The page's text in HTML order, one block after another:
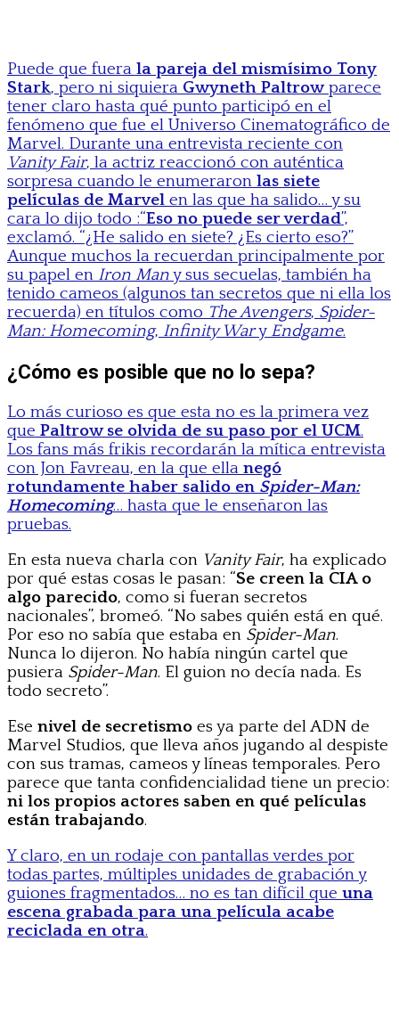
Puede que fuera la pareja del mismísimo Tony
Stark, pero ni siquiera Gwyneth Paltrowparece
tener claro hasta qué punto participó en el
fenómeno que fue el Universo Cinematográfico de
Marvel. Durante una entrevista reciente con
Vanity Fair, la actriz reaccionó con auténtica
sorpresa cuando le enumeraron las siete
películas de Marvel en las que ha salido… y su
cara lo dijo todo :“Eso no puede ser verdad”,
exclamó. “¿He salido en siete? ¿Es cierto eso?”
Aunque muchos la recuerdan principalmente por
su papel en Iron Many sus secuelas, también ha
tenido cameos (algunos tan secretos que ni ella los
recuerda) en títulos como The Avengers, Spider-
Man: Homecoming, Infinity Wary Endgame.
¿Cómo es posible que no lo sepa?
Lo más curioso es que esta no es la primera vez
que Paltrow se olvida de su paso por el UCM.
Los fans más frikis recordarán la mítica entrevista
con Jon Favreau, en la que ella negó
rotundamente haber salido en Spider-Man:
Homecoming… hasta que le enseñaron las
pruebas.
En esta nueva charla con Vanity Fair, ha explicado
por qué estas cosas le pasan: “Se creen la CIA o
algo parecido, como si fueran secretos
nacionales”, bromeó. “No sabes quién está en qué.
Por eso no sabía que estaba en Spider-Man.
Nunca lo dijeron. No había ningún cartel que
pusiera Spider-Man. El guion no decía nada. Es
todo secreto”.
Ese nivel de secretismo es ya parte del ADN de
Marvel Studios, que lleva años jugando al despiste
con sus tramas, cameos y líneas temporales. Pero
parece que tanta confidencialidad tiene un precio:
ni los propios actores saben en qué películas
están trabajando.
Y claro, en un rodaje con pantallas verdes por
todas partes, múltiples unidades de grabación y
guiones fragmentados… no es tan difícil que una
escena grabada para una película acabe
reciclada en otra.